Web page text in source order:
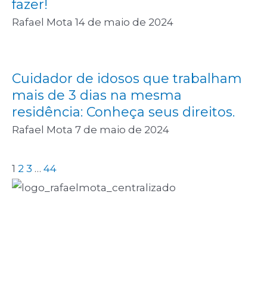
fazer!
Rafael Mota 14 de maio de 2024
Cuidador de idosos que trabalham
mais de 3 dias na mesma
residência: Conheça seus direitos.
Rafael Mota 7 de maio de 2024
1 2 3 … 44